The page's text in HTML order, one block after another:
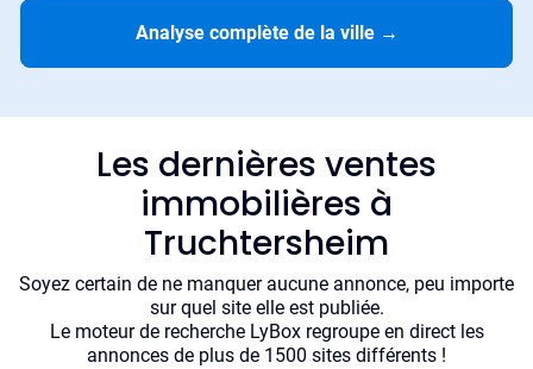
Analyse complète de la ville →
Les dernières ventes
immobilières à
Truchtersheim
Soyez certain de ne manquer aucune annonce, peu importe
sur quel site elle est publiée.
Le moteur de recherche LyBox regroupe en direct les
annonces de plus de 1500 sites différents !